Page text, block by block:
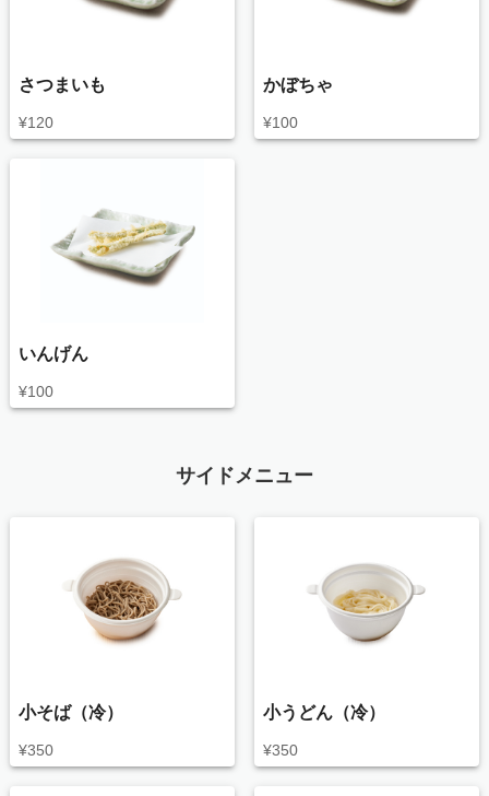
さつまいも
¥120
かぼちゃ
¥100
いんげん
¥100
サイドメニュー
小そば（冷）
¥350
小うどん（冷）
¥350